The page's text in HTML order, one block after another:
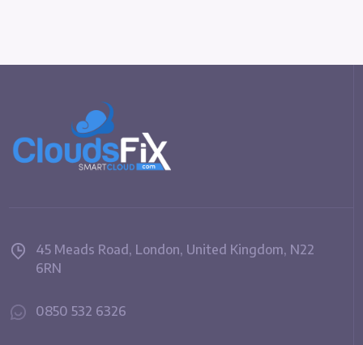
45 Meads Road, London, United Kingdom, N22
6RN
0850 532 6326